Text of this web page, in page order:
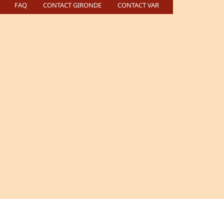
FAQ CONTACT GIRONDE CONTACT VAR